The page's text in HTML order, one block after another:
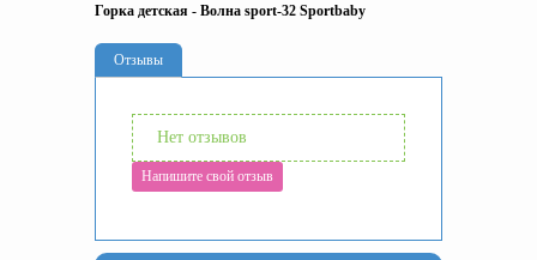
Горка детская - Волна sport-32 Sportbaby
Отзывы
Нет отзывов
Напишите свой отзыв